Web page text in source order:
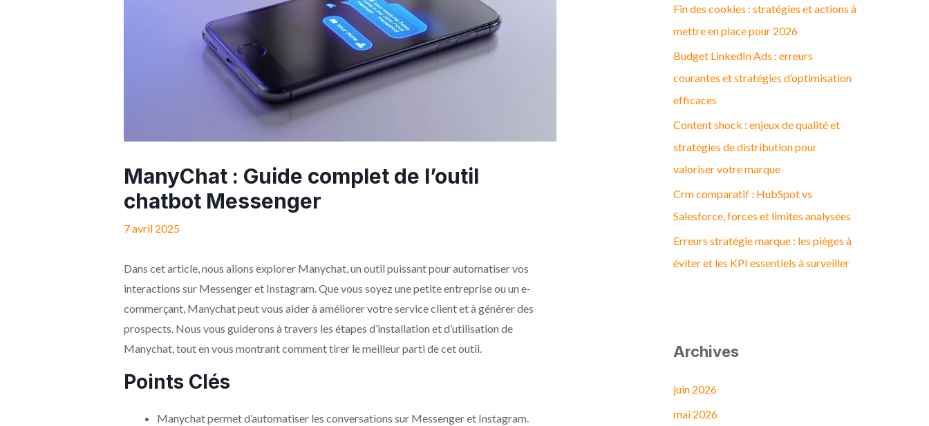
ManyChat : Guide complet de l’outil
chatbot Messenger
7 avril 2025
Dans cet article, nous allons explorer Manychat, un outil puissant pour automatiser vos
interactions sur Messenger et Instagram. Que vous soyez une petite entreprise ou un e-
commerçant, Manychat peut vous aider à améliorer votre service client et à générer des
prospects. Nous vous guiderons à travers les étapes d’installation et d’utilisation de
Manychat, tout en vous montrant comment tirer le meilleur parti de cet outil.
Points Clés
Manychat permet d’automatiser les conversations sur Messenger et Instagram.
c
h
e
r
:
Fin des cookies : stratégies et actions à
mettre en place pour 2026
Budget LinkedIn Ads : erreurs
courantes et stratégies d’optimisation
efficaces
Content shock : enjeux de qualité et
stratégies de distribution pour
valoriser votre marque
Crm comparatif : HubSpot vs
Salesforce, forces et limites analysées
Erreurs stratégie marque : les pièges à
éviter et les KPI essentiels à surveiller
Archives
juin 2026
mai 2026